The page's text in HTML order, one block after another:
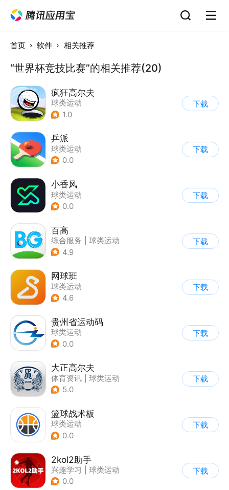
首页 软件 相关推荐
“世界杯竞技比赛”的相关推荐(20)
疯狂高尔夫
球类运动
1.0
下载
乒派
球类运动
0.0
下载
小香风
球类运动
0.0
下载
百高
综合服务
球类运动
4.9
下载
网球班
球类运动
4.6
下载
贵州省运动码
球类运动
0.0
下载
大正高尔夫
体育资讯
球类运动
5.0
下载
篮球战术板
球类运动
0.0
下载
2kol2助手
兴趣学习
球类运动
0.0
下载